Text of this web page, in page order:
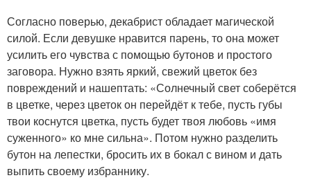
Согласно поверью, декабрист обладает магической
силой. Если девушке нравится парень, то она может
усилить его чувства с помощью бутонов и простого
заговора. Нужно взять яркий, свежий цветок без
повреждений и нашептать: «Солнечный свет соберётся
в цветке, через цветок он перейдёт к тебе, пусть губы
твои коснутся цветка, пусть будет твоя любовь «имя
суженного» ко мне сильна». Потом нужно разделить
бутон на лепестки, бросить их в бокал с вином и дать
выпить своему избраннику.